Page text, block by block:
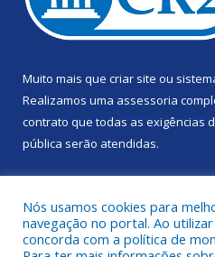
Muito mais que criar site ou
Realizamos uma assessoria
contrato que todas as exigências
pública serão atendidas.
Nós usamos cookies para
navegação no portal. Ao
concorda com a política de